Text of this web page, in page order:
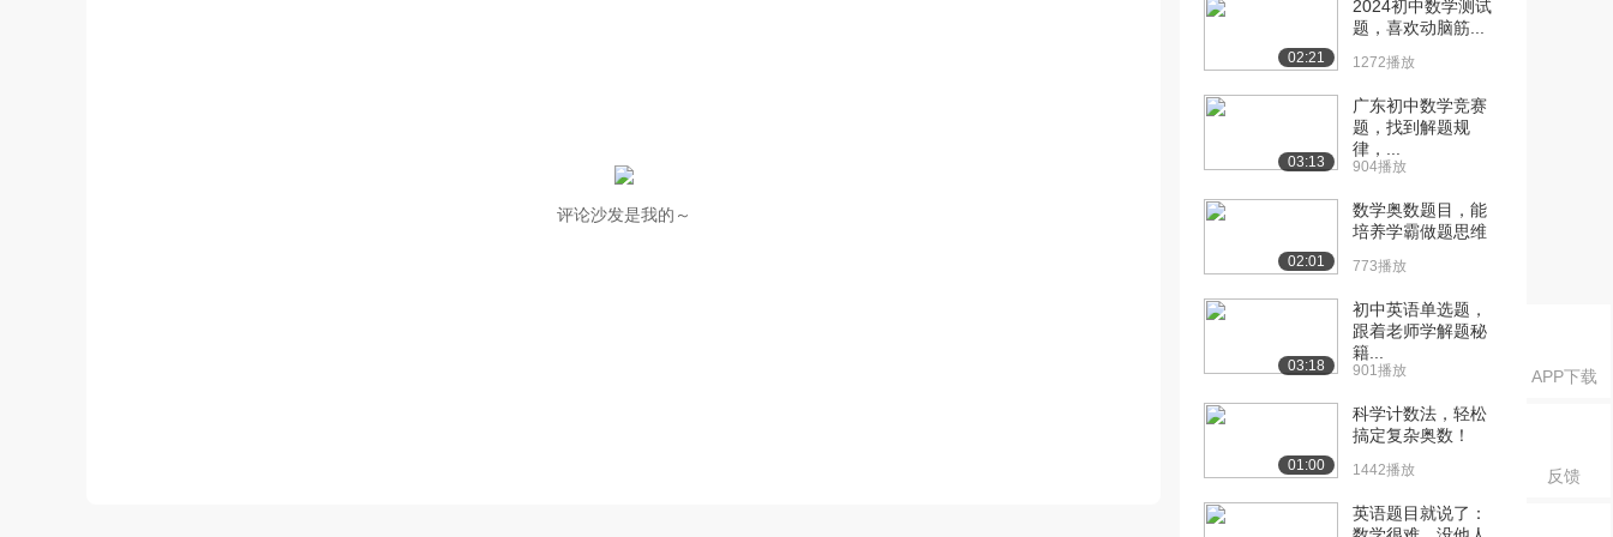
APP下载
反馈
评论沙发是我的～
02:21
2024初中数学测试
题，喜欢动脑筋...
1272播放
03:13
广东初中数学竞赛
题，找到解题规
律，...
904播放
02:01
数学奥数题目，能
培养学霸做题思维
773播放
03:18
初中英语单选题，
跟着老师学解题秘
籍...
901播放
01:00
科学计数法，轻松
搞定复杂奥数！
1442播放
英语题目就说了：